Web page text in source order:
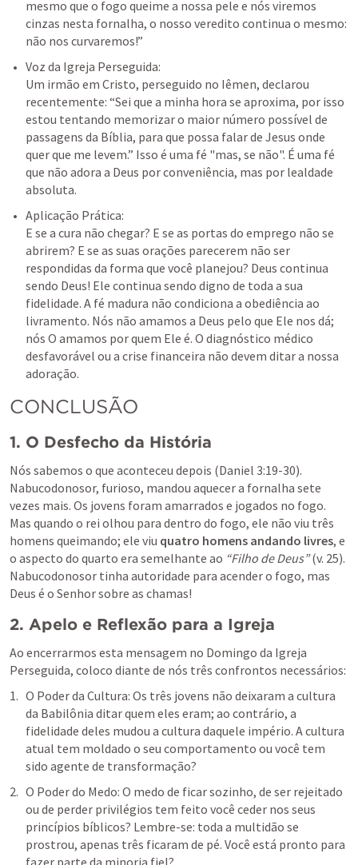
mesmo que o fogo queime a nossa pele e nós viremos
cinzas nesta fornalha, o nosso veredito continua o mesmo:
não nos curvaremos!”
Voz da Igreja Perseguida:
Um irmão em Cristo, perseguido no Iêmen, declarou
recentemente: “Sei que a minha hora se aproxima, por isso
estou tentando memorizar o maior número possível de
passagens da Bíblia, para que possa falar de Jesus onde
quer que me levem.” Isso é uma fé "mas, se não". É uma fé
que não adora a Deus por conveniência, mas por lealdade
absoluta.
Aplicação Prática:
E se a cura não chegar? E se as portas do emprego não se
abrirem? E se as suas orações parecerem não ser
respondidas da forma que você planejou? Deus continua
sendo Deus! Ele continua sendo digno de toda a sua
fidelidade. A fé madura não condiciona a obediência ao
livramento. Nós não amamos a Deus pelo que Ele nos dá;
nós O amamos por quem Ele é. O diagnóstico médico
desfavorável ou a crise financeira não devem ditar a nossa
adoração.
CONCLUSÃO
1. O Desfecho da História
Nós sabemos o que aconteceu depois (Daniel 3:19-30).
Nabucodonosor, furioso, mandou aquecer a fornalha sete
vezes mais. Os jovens foram amarrados e jogados no fogo.
Mas quando o rei olhou para dentro do fogo, ele não viu três
homens queimando; ele viu quatro homens andando livres, e
o aspecto do quarto era semelhante ao “Filho de Deus” (v. 25).
Nabucodonosor tinha autoridade para acender o fogo, mas
Deus é o Senhor sobre as chamas!
2. Apelo e Reflexão para a Igreja
Ao encerrarmos esta mensagem no Domingo da Igreja
Perseguida, coloco diante de nós três confrontos necessários:
O Poder da Cultura: Os três jovens não deixaram a cultura
da Babilônia ditar quem eles eram; ao contrário, a
fidelidade deles mudou a cultura daquele império. A cultura
atual tem moldado o seu comportamento ou você tem
sido agente de transformação?
O Poder do Medo: O medo de ficar sozinho, de ser rejeitado
ou de perder privilégios tem feito você ceder nos seus
princípios bíblicos? Lembre-se: toda a multidão se
prostrou, apenas três ficaram de pé. Você está pronto para
fazer parte da minoria fiel?